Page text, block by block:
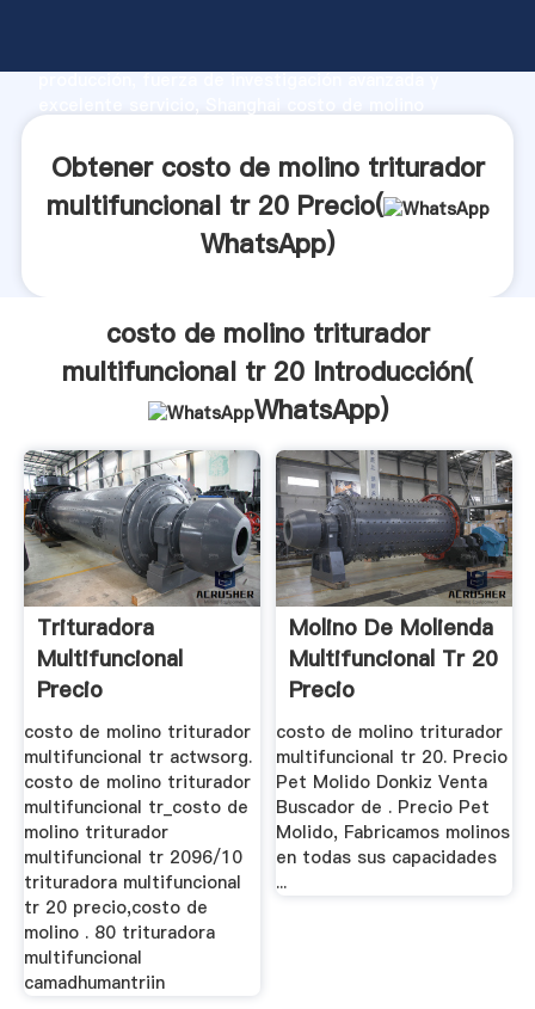
producción, fuerza de investigación avanzada y
valor y aporta valores a todos los clientes.
Obtener costo de molino triturador
multifuncional tr 20 Precio(
WhatsApp)
costo de molino triturador
multifuncional tr 20 Introducción(
WhatsApp)
Trituradora
Multifuncional
Precio
costo de molino triturador
multifuncional tr actwsorg.
costo de molino triturador
multifuncional tr_costo de
molino triturador
multifuncional tr 2096/10
trituradora multifuncional
tr 20 precio,costo de
molino . 80 trituradora
multifuncional
camadhumantriin
Molino De Molienda
Multifuncional Tr 20
Precio
costo de molino triturador
multifuncional tr 20. Precio
Pet Molido Donkiz Venta
Buscador de . Precio Pet
Molido, Fabricamos molinos
en todas sus capacidades
...